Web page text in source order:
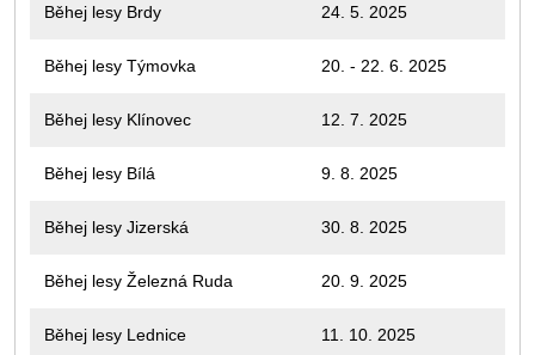
Běhej lesy Brdy 24. 5. 2025
Běhej lesy Týmovka 20. - 22. 6. 2025
Běhej lesy Klínovec 12. 7. 2025
Běhej lesy Bílá 9. 8. 2025
Běhej lesy Jizerská 30. 8. 2025
Běhej lesy Železná Ruda 20. 9. 2025
Běhej lesy Lednice 11. 10. 2025